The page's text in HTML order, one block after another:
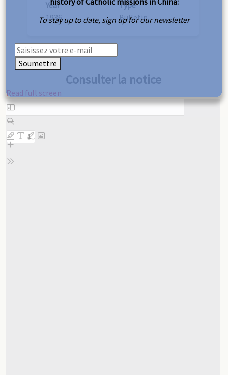
Year
1936
Type
Bulletin
Consulter la notice
Read full screen
Skip
to
PDF
content
To stay up to date, sign up for our newsletter
Soumettre